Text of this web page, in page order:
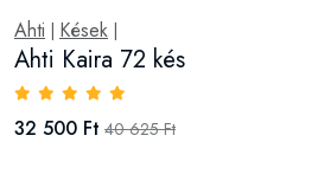
Ahti Kések
Ahti Kaira 72 kés
32 500 Ft 40 625 Ft